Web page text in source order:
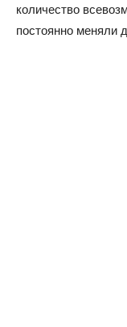
количество
постоянно меняли